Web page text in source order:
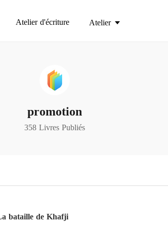
Atelier d'écriture Atelier
promotion
358 Livres Publiés
bataille de Khafji